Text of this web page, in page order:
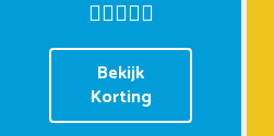
Bekijk
Korting